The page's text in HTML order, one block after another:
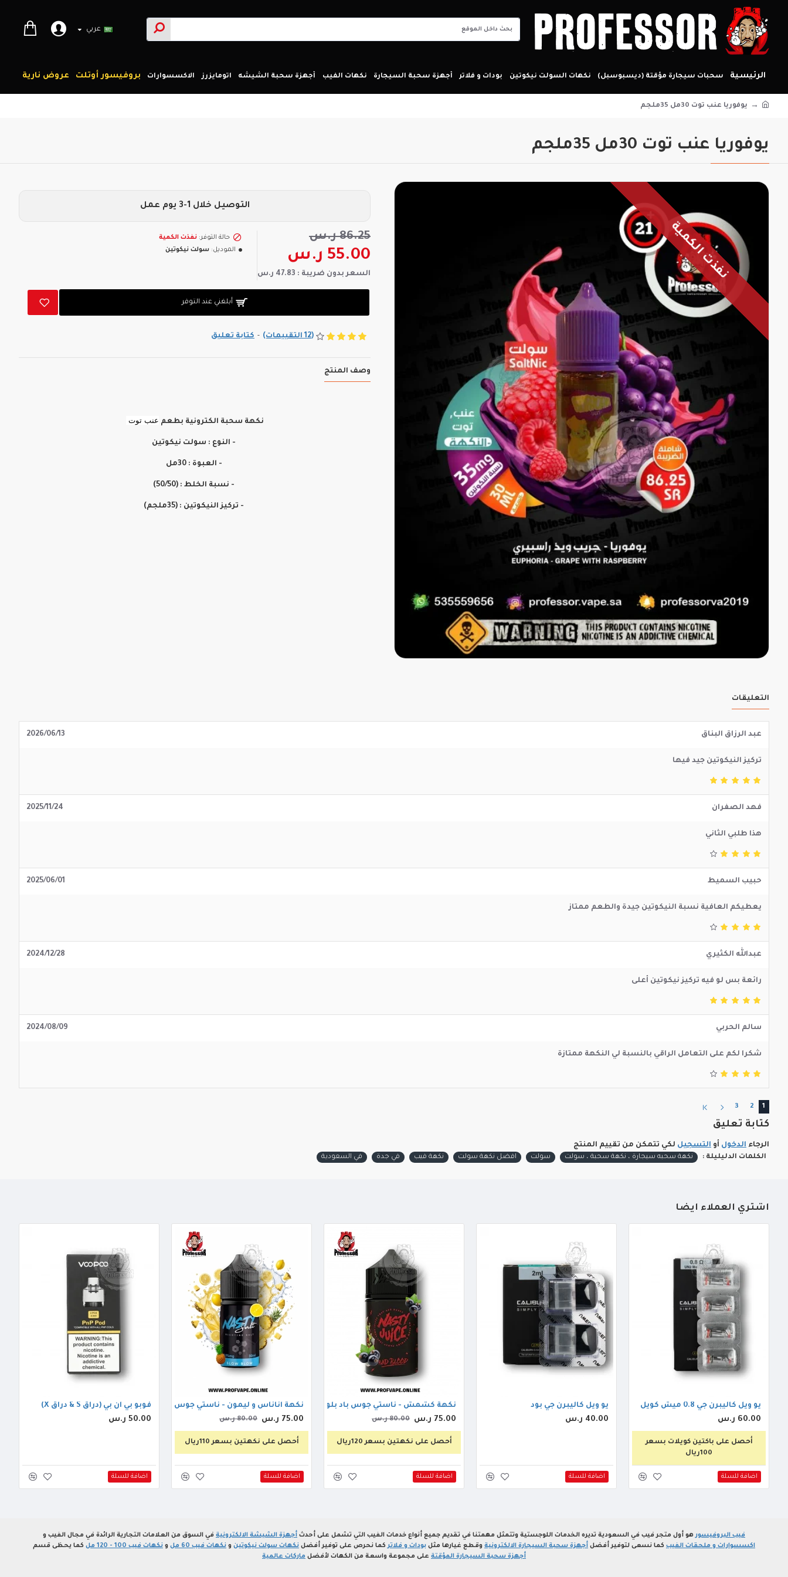
عربي
الرئيسية سحبات سيجارة مؤقتة (ديسبوسبل) نكهات السولت نيكوتين بودات و فلاتر أجهزة سحبة السيجارة نكهات الفيب أجهزة سحبة الشيشه اتومايزرز الاكسسوارات بروفيسور أوتلت عروض نارية
يوفوريا عنب توت 30مل 35ملجم
يوفوريا عنب توت 30مل 35ملجم
نفذت الكمية
(12 التقييمات) - كتابة تعليق
55.00 ر.س
86.25 ر.س
السعر بدون ضريبة : 47.83 ر.س
حالة التوفر: نفذت الكمية
الموديل: سولت نيكوتين
التوصيل خلال 1-3 يوم عمل
أبلغني عند التوفر
وصف المنتج
نكهة سحبة الكترونية بطعم عنب توت
- النوع : سولت نيكوتين
- العبوة : 30مل
- نسبة الخلط : (50/50)
- تركيز النيكوتين : (35ملجم)
التعليقات
عبد الرزاق البناق 2026/06/13
تركيز النيكوتين جيد فيها
فهد الصفران 2025/11/24
هذا طلبي الثاني
حبيب السميط 2025/06/01
يعطيكم العافية نسبة النيكوتين جيدة والطعم ممتاز
عبدالله الكثيري 2024/12/28
رائعة بس لو فيه تركيز نيكوتين أعلى
سالم الحربي 2024/08/09
شكرا لكم على التعامل الراقي بالنسبة لي النكهة ممتازة
1
2
3
كتابة تعليق
الرجاء الدخول أو التسجيل لكي تتمكن من تقييم المنتج
الكلمات الدليليلة : نكهة سحبه سيجارة ، نكهة سحبة ، سولت سولت افضل نكهة سولت نكهة فيب في جدة في السعودية
أشتري العملاء أيضاً
يو ويل كاليبرن جي 0.8 ميش كويل
60.00 ر.س
أحصل على باكتين كويلات بسعر
100ريال
اضافة للسلة
يو ويل كاليبرن جي بود
40.00 ر.س
اضافة للسلة
نكهة كشمش - ناستي جوس باد بلود 60مل
75.00 ر.س 80.00 ر.س
أحصل على نكهتين بسعر 120ريال
اضافة للسلة
نكهة اناناس و ليمون - ناستي جوس سلو بلو 30مل
75.00 ر.س 80.00 ر.س
أحصل على نكهتين بسعر 110ريال
اضافة للسلة
فوبو بي ان بي (دراق S & دراق X)
50.00 ر.س
اضافة للسلة
فيب البروفيسورهو أول متجر فيب في السعودية تديره الخدمات اللوجستية وتتمثل مهمتنا في تقديم جميع أنواع خدمات الفيب التي تشمل على أحدث أجهزة الشيشة الالكترونية في السوق من العلامات التجارية الرائدة في مجال الفيب و
اكسسوارات و ملحقات الفيب كما نسعى لتوفير أفضل أجهزة سحبة السيجارة الالكترونية وقطع غيارها مثل بودات و فلاتركما نحرص على توفير أفضل نكهات سولت نيكوتين و نكهات فيب 60 مل و نكهات فيب 100 - 120 مل
كما يحظى قسم
أجهزة سحبة السيجارة المؤقتة على مجموعة واسعة من الكهات لأفضل ماركات عالمية